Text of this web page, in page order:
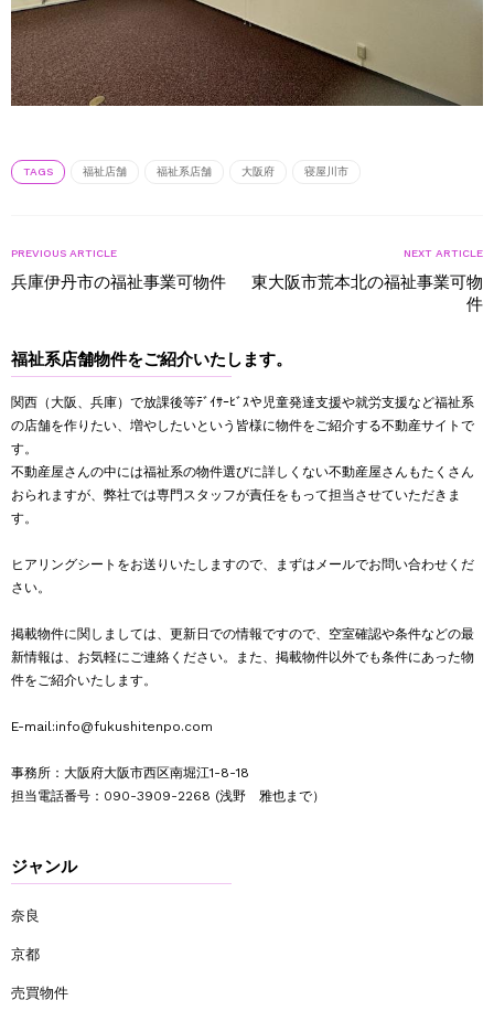
TAGS 福祉店舗 福祉系店舗 大阪府 寝屋川市
PREVIOUS ARTICLE
兵庫伊丹市の福祉事業可物件
NEXT ARTICLE
東大阪市荒本北の福祉事業可物
件
福祉系店舗物件をご紹介いたします。
関西（大阪、兵庫）で放課後等ﾃﾞｲｻｰﾋﾞｽや児童発達支援や就労支援など福祉系
の店舗を作りたい、増やしたいという皆様に物件をご紹介する不動産サイトで
す。
不動産屋さんの中には福祉系の物件選びに詳しくない不動産屋さんもたくさん
おられますが、弊社では専門スタッフが責任をもって担当させていただきま
す。
ヒアリングシートをお送りいたしますので、まずはメールでお問い合わせくだ
さい。
掲載物件に関しましては、更新日での情報ですので、空室確認や条件などの最
新情報は、お気軽にご連絡ください。また、掲載物件以外でも条件にあった物
件をご紹介いたします。
E-mail:info@fukushitenpo.com
事務所：大阪府大阪市西区南堀江1-8-18
担当電話番号： 090-3909-2268 (浅野 雅也まで）
ジャンル
奈良
京都
売買物件